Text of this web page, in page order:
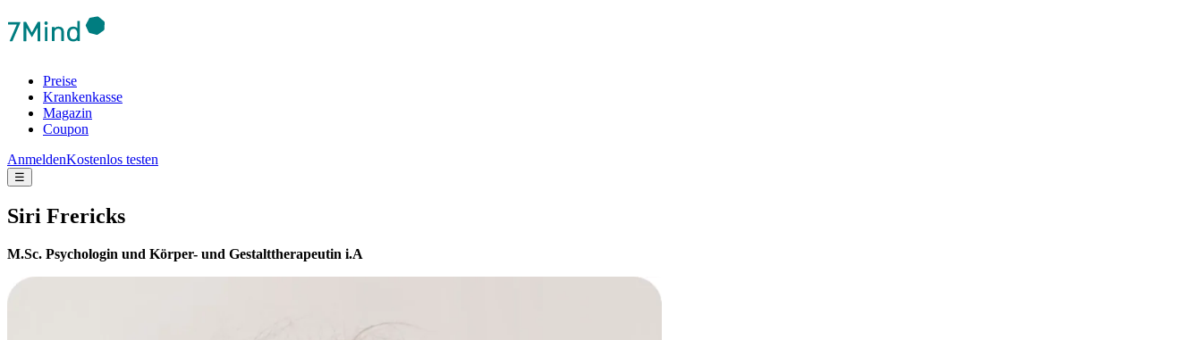
Preise
Krankenkasse
Magazin
Coupon
AnmeldenKostenlos testen
☰
Siri Frericks
M.Sc. Psychologin und Körper- und Gestalttherapeutin i.A